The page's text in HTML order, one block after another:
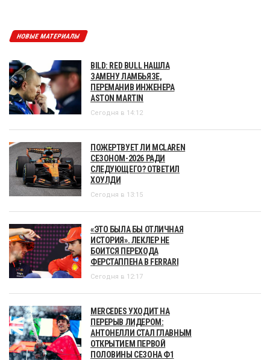
НОВЫЕ МАТЕРИАЛЫ
BILD: RED BULL НАШЛА
ЗАМЕНУ ЛАМБЬЯЗЕ,
ПЕРЕМАНИВ ИНЖЕНЕРА
ASTON MARTIN
Сегодня в 14:12
ПОЖЕРТВУЕТ ЛИ MCLAREN
СЕЗОНОМ-2026 РАДИ
СЛЕДУЮЩЕГО? ОТВЕТИЛ
ХОУЛДИ
Сегодня в 13:15
«ЭТО БЫЛА БЫ ОТЛИЧНАЯ
ИСТОРИЯ». ЛЕКЛЕР НЕ
БОИТСЯ ПЕРЕХОДА
ФЕРСТАППЕНА В FERRARI
Сегодня в 12:17
MERCEDES УХОДИТ НА
ПЕРЕРЫВ ЛИДЕРОМ:
АНТОНЕЛЛИ СТАЛ ГЛАВНЫМ
ОТКРЫТИЕМ ПЕРВОЙ
ПОЛОВИНЫ СЕЗОНА Ф1